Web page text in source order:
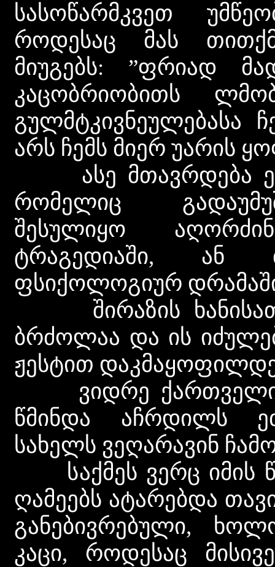
სასოწარმკვეთ
როდესაც მას
მიუგებს: ”ფრიად
კაცობრიობითს
გულმტკივნეულებასა
არს ჩემს მიერ უარის
ასე მთავრდება
რომელიც
შესულიყო
ტრაგედიაში, ან
ფსიქოლოგიურ
შირაზის
ბრძოლაა და ის
ჟესტით
ვიდრე ქართველი
წმინდა აჩრდილს
სახელს ვეღარავინ
საქმეს ვერც იმის
ღამეებს ატარებდა
განებივრებული,
კაცი, როდესაც